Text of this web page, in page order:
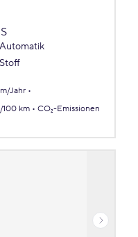
Automatik
Stoff
Jahr
100 km
CO₂-Emissionen